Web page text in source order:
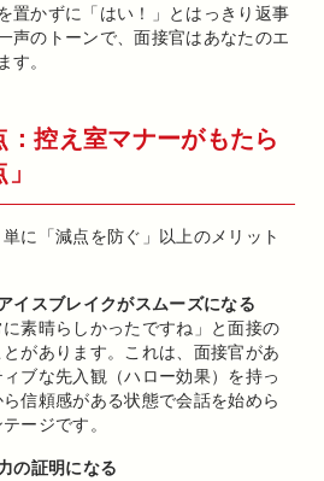
置かずに「はい！」とはっきり返事
声のトーンで、面接官はあなたのエ
す。
：控え室マナーがもたら
に「減点を防ぐ」以上のメリット
イスブレイクがスムーズになる
に素晴らしかったですね」と面接の
があります。これは、面接官があ
ブな先入観（ハロー効果）を持っ
信頼感がある状態で会話を始めら
ージです。
の証明になる